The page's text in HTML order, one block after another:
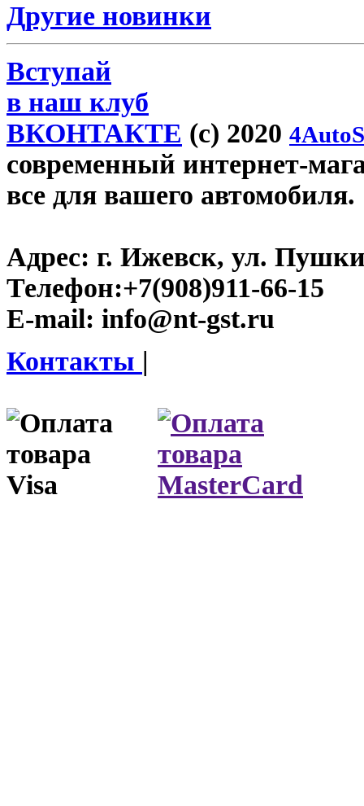
Другие новинки
Вступай
в наш клуб
ВКОНТАКТЕ (c) 2020
современный интернет-
все для вашего автомобиля.
Адрес: г. Ижевск, ул.
Телефон:+7(908)911-66-15
E-mail: info@nt-gst.ru
Контакты |